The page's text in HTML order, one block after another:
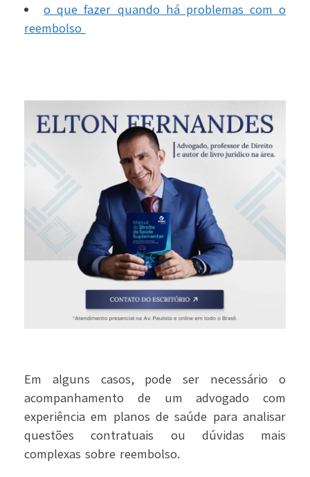
o que fazer quando há problemas com o
reembolso
Em alguns casos, pode ser necessário o
acompanhamento de um advogado com
experiência em planos de saúde para analisar
questões contratuais ou dúvidas mais
complexas sobre reembolso.